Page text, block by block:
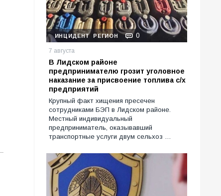
ИНЦИДЕНТ РЕГИОН 0
7 августа
В Лидском районе
предпринимателю грозит уголовное
наказание за присвоение топлива с/х
предприятий
Крупный факт хищения пресечен
сотрудниками БЭП в Лидском районе.
Местный индивидуальный
предприниматель, оказывавший
транспортные услуги двум сельхоз …